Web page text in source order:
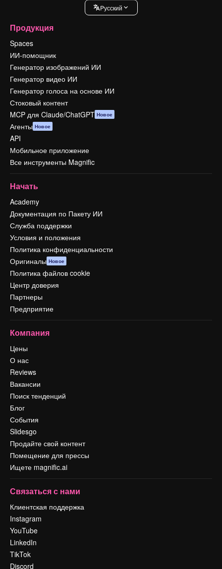
Pусский
Продукция
Spaces
ИИ-помощник
Генератор изображений ИИ
Генератор видео ИИ
Генератор голоса на основе ИИ
Стоковый контент
MCP для Claude/ChatGPT Новое
Агенты Новое
API
Мобильное приложение
Все инструменты Magnific
Начать
Academy
Документация по Пакету ИИ
Служба поддержки
Условия и положения
Политика конфиденциальности
Оригиналы Новое
Политика файлов cookie
Центр доверия
Партнеры
Предприятие
Компания
Цены
О нас
Reviews
Вакансии
Поиск тенденций
Блог
События
Slidesgo
Продайте свой контент
Помещение для прессы
Ищете magnific.ai
Связаться с нами
Клиентская поддержка
Instagram
YouTube
LinkedIn
TikTok
Discord